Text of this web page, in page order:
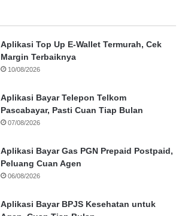
Aplikasi Top Up E-Wallet Termurah, Cek
Margin Terbaiknya
10/08/2026
Aplikasi Bayar Telepon Telkom
Pascabayar, Pasti Cuan Tiap Bulan
07/08/2026
Aplikasi Bayar Gas PGN Prepaid Postpaid,
Peluang Cuan Agen
06/08/2026
Aplikasi Bayar BPJS Kesehatan untuk